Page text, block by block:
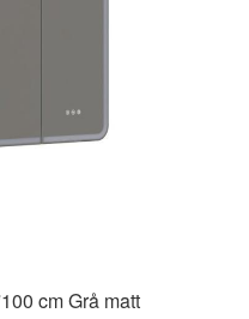
cm Grå matt